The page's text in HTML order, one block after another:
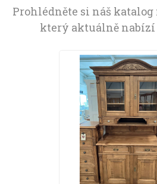
Prohlédněte si náš
který aktuálně nabízí